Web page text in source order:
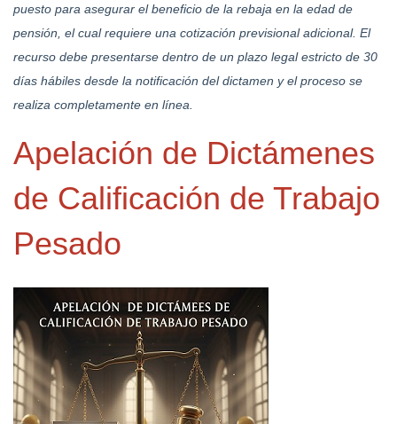
puesto para asegurar el beneficio de la rebaja en la edad de
pensión, el cual requiere una cotización previsional adicional. El
recurso debe presentarse dentro de un plazo legal estricto de 30
días hábiles desde la notificación del dictamen y el proceso se
realiza completamente en línea.
Apelación de Dictámenes
de Calificación de Trabajo
Pesado